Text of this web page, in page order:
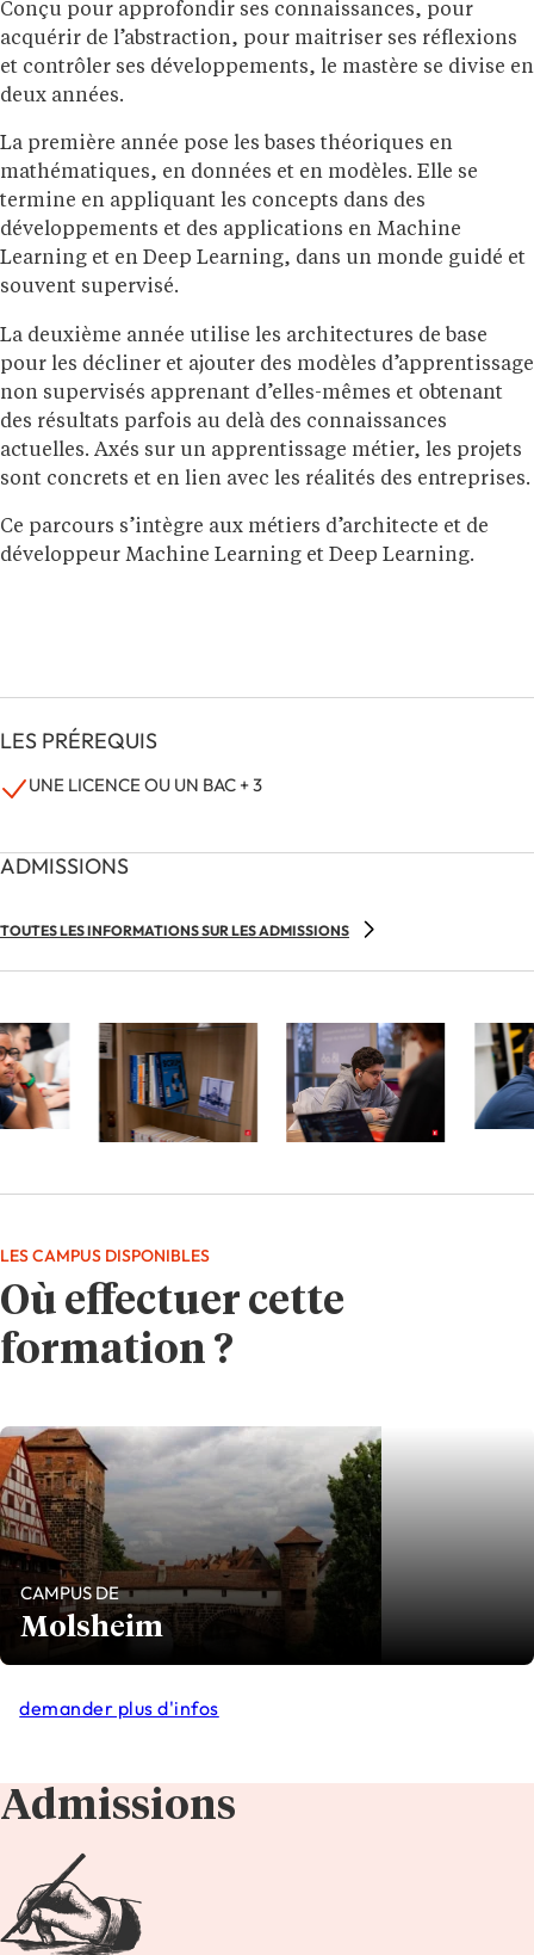
Conçu pour approfondir ses connaissances, pour
acquérir de l’abstraction, pour maitriser ses réflexions
et contrôler ses développements, le mastère se divise en
deux années.
La première année pose les bases théoriques en
mathématiques, en données et en modèles. Elle se
termine en appliquant les concepts dans des
développements et des applications en Machine
Learning et en Deep Learning, dans un monde guidé et
souvent supervisé.
La deuxième année utilise les architectures de base
pour les décliner et ajouter des modèles d’apprentissage
non supervisés apprenant d’elles-mêmes et obtenant
des résultats parfois au delà des connaissances
actuelles. Axés sur un apprentissage métier, les projets
sont concrets et en lien avec les réalités des entreprises.
Ce parcours s’intègre aux métiers d’architecte et de
développeur Machine Learning et Deep Learning.
LES PRÉREQUIS
UNE LICENCE OU UN BAC + 3
ADMISSIONS
TOUTES LES INFORMATIONS SUR LES ADMISSIONS
Où effectuer cette
formation ?
LES CAMPUS DISPONIBLES
CAMPUS DE
Molsheim
demander plus d'infos
Admissions